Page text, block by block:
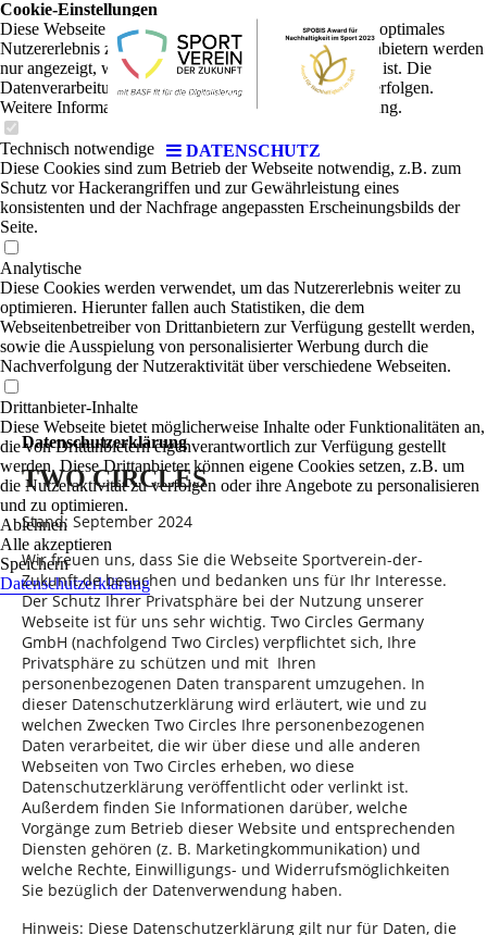
DATENSCHUTZ
Datenschutzerklärung
TWO CIRCLES
Stand: September 2024
Wir freuen uns, dass Sie die Webseite Sportverein-der-
Zukunft.debesuchen und bedanken uns für Ihr Interesse.
Der Schutz Ihrer Privatsphäre bei der Nutzung unserer
Webseite ist für uns sehr wichtig. Two Circles Germany
GmbH (nachfolgend Two Circles) verpflichtet sich, Ihre
Privatsphäre zu schützen und mit Ihren
personenbezogenen Daten transparent umzugehen. In
dieser Datenschutzerklärung wird erläutert, wie und zu
welchen Zwecken Two Circles Ihre personenbezogenen
Daten verarbeitet, die wir über diese und alle anderen
Webseiten von Two Circles erheben, wo diese
Datenschutzerklärung veröffentlicht oder verlinkt ist.
Außerdem finden Sie Informationen darüber, welche
Vorgänge zum Betrieb dieser Website und entsprechenden
Diensten gehören (z. B. Marketingkommunikation) und
welche Rechte, Einwilligungs- und Widerrufsmöglichkeiten
Sie bezüglich der Datenverwendung haben.
Hinweis: Diese Datenschutzerklärung gilt nur für Daten, die
Cookie-Einstellungen
Diese Webseite verwendet Cookies, um Besuchern ein optimales
Nutzererlebnis zu bieten. Bestimmte Inhalte von Drittanbietern werden
nur angezeigt, wenn die entsprechende Option aktiviert ist. Die
Datenverarbeitung kann dann auch in einem Drittland erfolgen.
Weitere Informationen hierzu in der Datenschutzerklärung.
Technisch notwendige
Diese Cookies sind zum Betrieb der Webseite notwendig, z.B. zum
Schutz vor Hackerangriffen und zur Gewährleistung eines
konsistenten und der Nachfrage angepassten Erscheinungsbilds der
Seite.
Analytische
Diese Cookies werden verwendet, um das Nutzererlebnis weiter zu
optimieren. Hierunter fallen auch Statistiken, die dem
Webseitenbetreiber von Drittanbietern zur Verfügung gestellt werden,
sowie die Ausspielung von personalisierter Werbung durch die
Nachverfolgung der Nutzeraktivität über verschiedene Webseiten.
Drittanbieter-Inhalte
Diese Webseite bietet möglicherweise Inhalte oder Funktionalitäten an,
die von Drittanbietern eigenverantwortlich zur Verfügung gestellt
werden. Diese Drittanbieter können eigene Cookies setzen, z.B. um
die Nutzeraktivität zu verfolgen oder ihre Angebote zu personalisieren
und zu optimieren.
Ablehnen
Alle akzeptieren
Speichern
Datenschutzerklärung